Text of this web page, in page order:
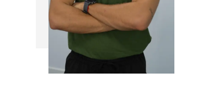
es que salgan con la mente clara,
menos dolor y sobre todo con la
mayor calidad funcional posible.